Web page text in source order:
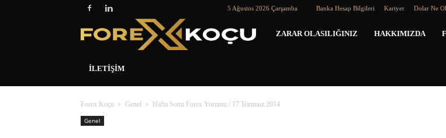
5 Ağustos 2026 Çarşamba Banka Hesap Bilgileri Kariyer Dolar Ne
Forex
ZARAR OLASILIĞINIZ HAKKIMIZDA
İLETIŞIM
Forex Koçu Genel
Hafta Sonu Forex Yorumu / 17 Temmuz 2014
Genel